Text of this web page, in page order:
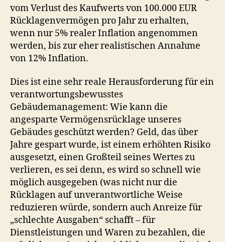
vom Verlust des Kaufwerts von 100.000 EUR
Rücklagenvermögen pro Jahr zu erhalten,
wenn nur 5% realer Inflation angenommen
werden, bis zur eher realistischen Annahme
von 12% Inflation.
Dies ist eine sehr reale Herausforderung für ein
verantwortungsbewusstes
Gebäudemanagement: Wie kann die
angesparte Vermögensrücklage unseres
Gebäudes geschützt werden? Geld, das über
Jahre gespart wurde, ist einem erhöhten Risiko
ausgesetzt, einen Großteil seines Wertes zu
verlieren, es sei denn, es wird so schnell wie
möglich ausgegeben (was nicht nur die
Rücklagen auf unverantwortliche Weise
reduzieren würde, sondern auch Anreize für
„schlechte Ausgaben“ schafft – für
Dienstleistungen und Waren zu bezahlen, die